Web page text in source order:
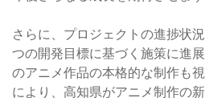
さらに、プロジェクトの進捗状
つの開発目標に基づく施策に進
のアニメ作品の本格的な制作も
により、高知県がアニメ制作の